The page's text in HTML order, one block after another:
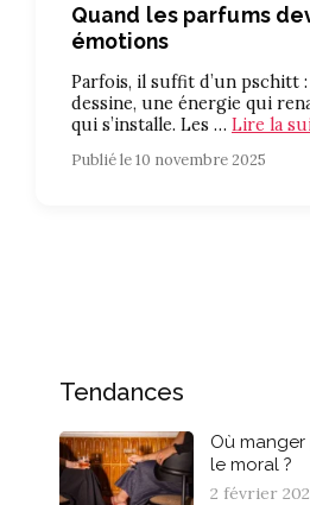
Quand les parfums
émotions
Parfois, il suffit d’un pschitt
dessine, une énergie qui
qui s’installe. Les … Lire la
Publié le 10 novembre 2025
Tendances
Où
le moral ?
2 février